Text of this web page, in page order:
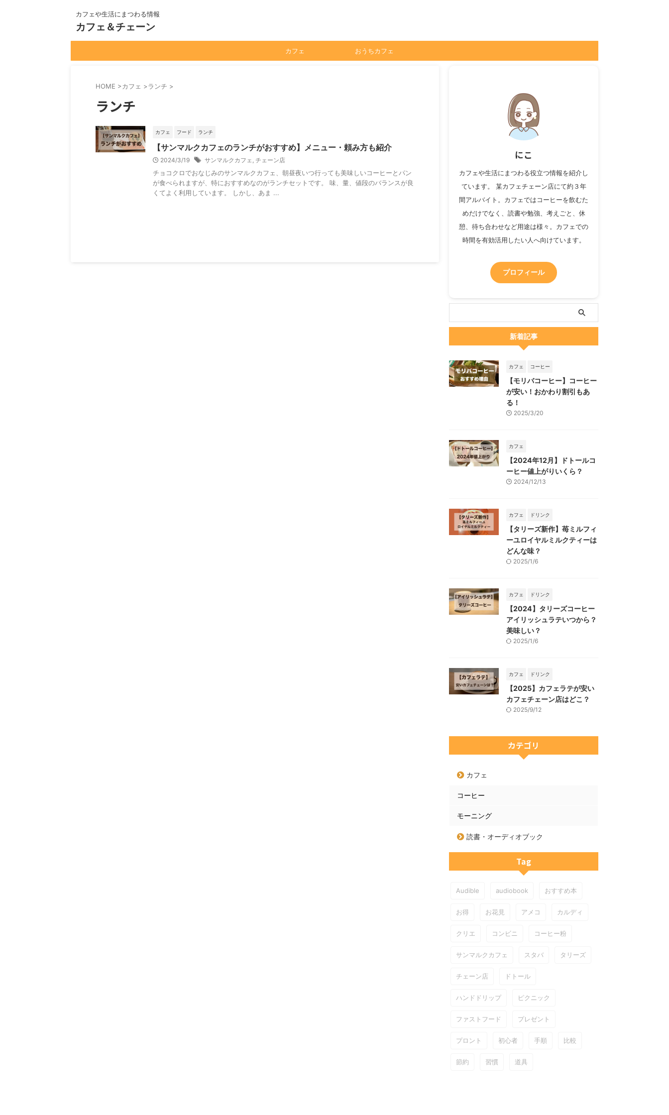
カフェや生活にまつわる情報
カフェ＆チェーン
カフェ おうちカフェ
HOME >カフェ >ランチ >
ランチ
カフェ フード ランチ
【サンマルクカフェのランチがおすすめ】メニュー・頼み方も紹介
2024/3/19 サンマルクカフェ, チェーン店
チョコクロでおなじみのサンマルクカフェ、朝昼夜いつ行っても美味しいコーヒーとパン
が食べられますが、特におすすめなのがランチセットです。 味、量、値段のバランスが良
くてよく利用しています。 しかし、あま ...
にこ
カフェや生活にまつわる役立つ情報を紹介し
ています。 某カフェチェーン店にて約３年
間アルバイト。カフェではコーヒーを飲むた
めだけでなく、読書や勉強、考えごと、休
憩、待ち合わせなど用途は様々。カフェでの
時間を有効活用したい人へ向けています。
プロフィール
新着記事
カフェ コーヒー
【モリバコーヒー】コーヒー
が安い！おかわり割引もあ
る！
2025/3/20
カフェ
【2024年12月】ドトールコ
ーヒー値上がりいくら？
2024/12/13
カフェ ドリンク
【タリーズ新作】苺ミルフィ
ーユロイヤルミルクティーは
どんな味？
2025/1/6
カフェ ドリンク
【2024】タリーズコーヒー
アイリッシュラテいつから？
美味しい？
2025/1/6
カフェ ドリンク
【2025】カフェラテが安い
カフェチェーン店はどこ？
2025/9/12
カテゴリ
カフェ
コーヒー
モーニング
読書・オーディオブック
Tag
Audible audiobook おすすめ本
お得 お花見 アメコ カルディ
クリエ コンビニ コーヒー粉
サンマルクカフェ スタバ タリーズ
チェーン店 ドトール
ハンドドリップ ピクニック
ファストフード プレゼント
プロント 初心者 手順 比較
節約 習慣 道具